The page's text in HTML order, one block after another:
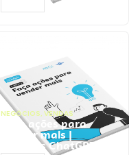
NEGÓCIOS, VENDAS
Faça ações para
vender mais |
Prompts ChatGPT